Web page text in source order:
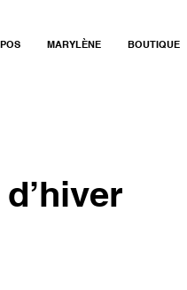
MARYLÈNE BOUTIQUE